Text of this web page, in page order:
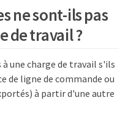
ne sont-ils pas
de travail ?
une charge de travail s'ils
de ligne de commande ou
à partir d'une autre